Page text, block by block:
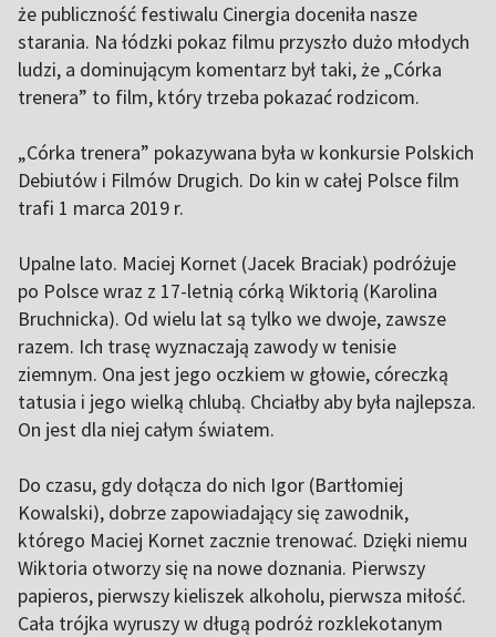
że publiczność festiwalu Cinergia doceniła nasze
starania. Na łódzki pokaz filmu przyszło dużo młodych
ludzi, a dominującym komentarz był taki, że „Córka
trenera” to film, który trzeba pokazać rodzicom.
„Córka trenera” pokazywana była w konkursie Polskich
Debiutów i Filmów Drugich. Do kin w całej Polsce film
trafi 1 marca 2019 r.
Upalne lato. Maciej Kornet (Jacek Braciak) podróżuje
po Polsce wraz z 17-letnią córką Wiktorią (Karolina
Bruchnicka). Od wielu lat są tylko we dwoje, zawsze
razem. Ich trasę wyznaczają zawody w tenisie
ziemnym. Ona jest jego oczkiem w głowie, córeczką
tatusia i jego wielką chlubą. Chciałby aby była najlepsza.
On jest dla niej całym światem.
Do czasu, gdy dołącza do nich Igor (Bartłomiej
Kowalski), dobrze zapowiadający się zawodnik,
którego Maciej Kornet zacznie trenować. Dzięki niemu
Wiktoria otworzy się na nowe doznania. Pierwszy
papieros, pierwszy kieliszek alkoholu, pierwsza miłość.
Cała trójka wyruszy w długą podróż rozklekotanym